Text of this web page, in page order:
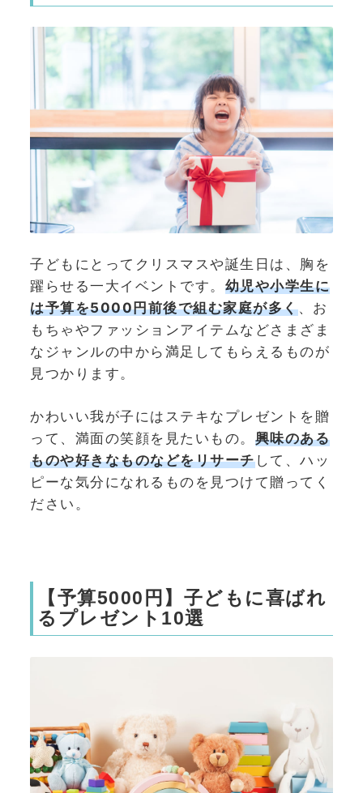
子どもにとってクリスマスや誕生日は、胸を
躍らせる一大イベントです。 幼児や小学生に
は予算を5000円前後で組む家庭が多く、お
もちゃやファッションアイテムなどさまざま
なジャンルの中から満足してもらえるものが
見つかります。
かわいい我が子にはステキなプレゼントを贈
って、満面の笑顔を見たいもの。 興味のある
ものや好きなものなどをリサーチして、ハッ
ピーな気分になれるものを見つけて贈ってく
ださい。
【予算5000円】子どもに喜ばれ
るプレゼント10選